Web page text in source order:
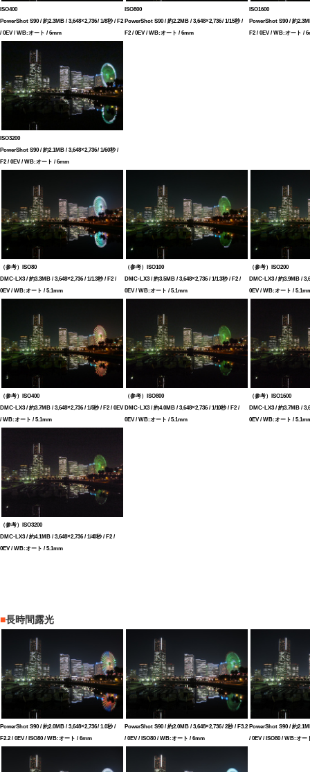
ISO400
PowerShot S90 / 約2.3MB / 3,648×2,736 / 1/8秒 / F2
/ 0EV / WB:オート / 6mm
ISO800
PowerShot S90 / 約2.2MB / 3,648×2,736 / 1/15秒 /
F2 / 0EV / WB:オート / 6mm
ISO1600
PowerShot S90 / 約
F2 / 0EV / WB:オート /
ISO3200
PowerShot S90 / 約2.1MB / 3,648×2,736 / 1/60秒 /
F2 / 0EV / WB:オート / 6mm
（参考）ISO80
DMC-LX3 / 約3.3MB / 3,648×2,736 / 1/1.3秒 / F2 /
0EV / WB:オート / 5.1mm
（参考）ISO100
DMC-LX3 / 約3.5MB / 3,648×2,736 / 1/1.3秒 / F2 /
0EV / WB:オート / 5.1mm
（参考）ISO200
DMC-LX3 / 約3.9MB /
0EV / WB:オート /
（参考）ISO400
DMC-LX3 / 約3.7MB / 3,648×2,736 / 1/5秒 / F2 / 0EV
/ WB:オート / 5.1mm
（参考）ISO800
DMC-LX3 / 約4.0MB / 3,648×2,736 / 1/10秒 / F2 /
0EV / WB:オート / 5.1mm
（参考）ISO1600
DMC-LX3 / 約3.7MB /
0EV / WB:オート /
（参考）ISO3200
DMC-LX3 / 約4.1MB / 3,648×2,736 / 1/40秒 / F2 /
0EV / WB:オート / 5.1mm
■長時間露光
PowerShot S90 / 約2.0MB / 3,648×2,736 / 1.0秒 /
F2.2 / 0EV / ISO80 / WB:オート / 6mm
PowerShot S90 / 約2.0MB / 3,648×2,736 / 2秒 / F3.2
/ 0EV / ISO80 / WB:オート / 6mm
PowerShot S90 / 約
/ 0EV / ISO80 / WB:オー